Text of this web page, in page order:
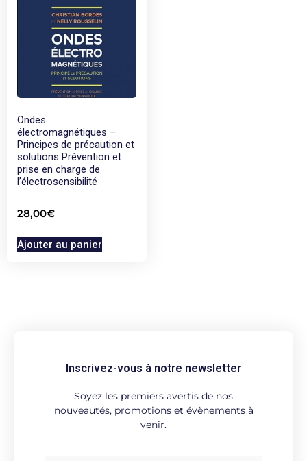
Ondes
électromagnétiques –
Principes de précaution et
solutions Prévention et
prise en charge de
l’électrosensibilité
28,00€
Ajouter au panier
Inscrivez-vous à notre newsletter
Soyez les premiers avertis de nos
nouveautés, promotions et évènements à
venir.